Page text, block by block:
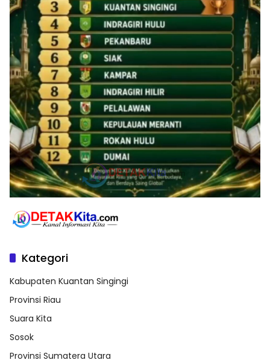
Kategori
Kabupaten Kuantan Singingi
Provinsi Riau
Suara Kita
Sosok
Provinsi Sumatera Utara